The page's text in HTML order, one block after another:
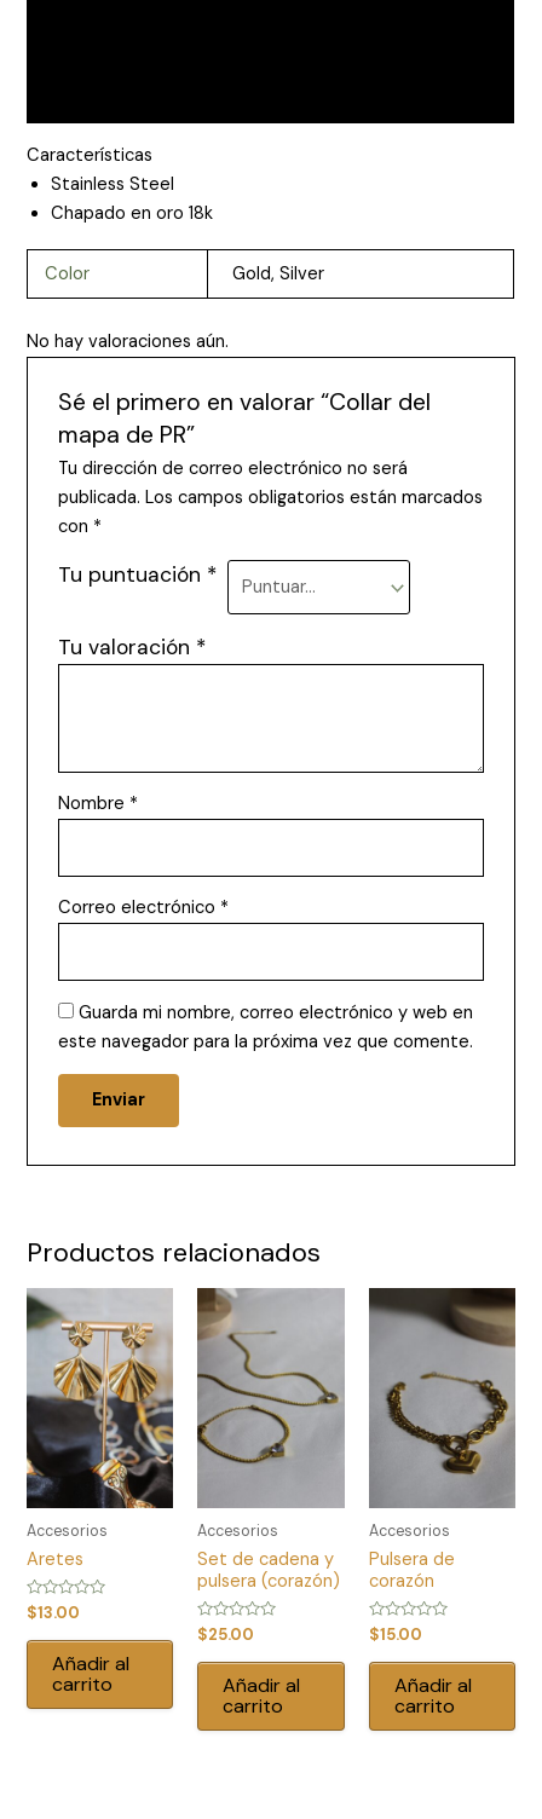
Características
Stainless Steel
Chapado en oro 18k
Color Gold, Silver
No hay valoraciones aún.
Sé el primero en valorar “Collar del
mapa de PR”
Tu dirección de correo electrónico no será
publicada. Los campos obligatorios están marcados
con *
Tu puntuación *
Tu valoración *
Nombre *
Correo electrónico *
Guarda mi nombre, correo electrónico y web en
este navegador para la próxima vez que comente.
Productos relacionados
Accesorios
Aretes
Valorado
con
0
$13.00
Añadir al
carrito
Accesorios
Set de cadena y
pulsera (corazón)
Valorado
con
0
$25.00
Añadir al
carrito
Accesorios
Pulsera de
corazón
Valorado
con
0
$15.00
Añadir al
carrito